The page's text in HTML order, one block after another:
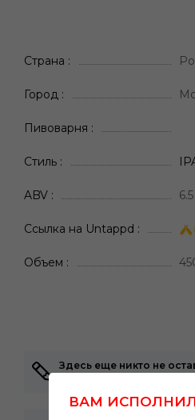
Страна
Город
Пивоварня
Стиль
ABV 6.5
Ссылка на Untappd
Объем
Здесь еще никто не
ВАМ